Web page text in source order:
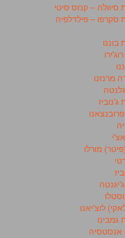
– קנזס סיטי
– פילדלפיה
מרנזנו
מורלו
לוצ'יאנו
אנסטסיה